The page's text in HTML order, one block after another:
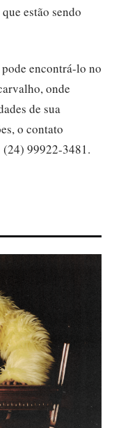
estão sendo
encontrá-lo no
onde
de sua
o contato
99922-3481.